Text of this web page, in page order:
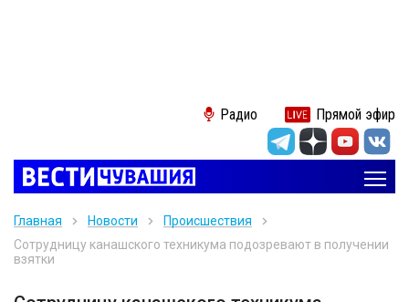
Радио Прямой эфир
Главная Новости
Происшествия
Сотрудницу канашского техникума подозревают в получении
взятки